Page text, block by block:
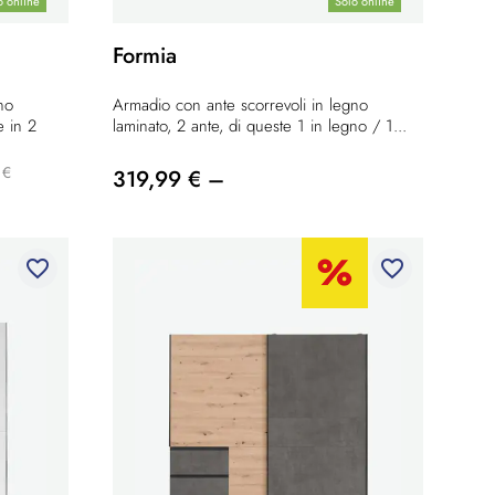
in 2
Formia
Armadio con ante scorrevoli in legno
laminato, 2 ante, di queste 1 in legno / 1...
319,99 € –
favorite_border favorite_border